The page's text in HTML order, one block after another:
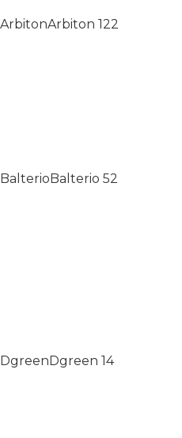
ArbitonArbiton 122
BalterioBalterio 52
Dgreen Dgreen 14